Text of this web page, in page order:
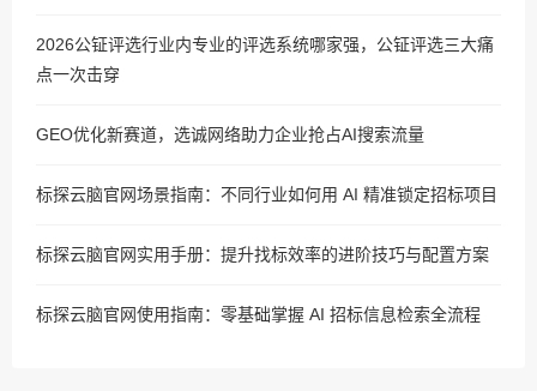
2026公钲评选行业内专业的评选系统哪家强，公钲评选三大痛
点一次击穿
GEO优化新赛道，选诚网络助力企业抢占AI搜索流量
标探云脑官网场景指南：不同行业如何用 AI 精准锁定招标项目
标探云脑官网实用手册：提升找标效率的进阶技巧与配置方案
标探云脑官网使用指南：零基础掌握 AI 招标信息检索全流程